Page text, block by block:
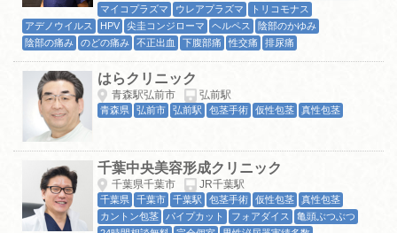
マイコプラズマ
ウレアプラズマ
トリコモナス
アデノウイルス
HPV 尖圭コンジローマ ヘルペス
陰部のかゆみ
陰部の痛み
のどの痛み 不正出血 下腹部痛 性交痛 排尿痛
はらクリニック
青森駅弘前市 弘前駅
青森県 弘前市 弘前駅 包茎手術 仮性包茎 真性包茎
千葉中央美容形成クリニック
千葉県千葉市 JR千葉駅
千葉県 千葉市 千葉駅 包茎手術 仮性包茎
真性包茎
カントン包茎
パイプカット フォアダイス
亀頭ぶつぶつ